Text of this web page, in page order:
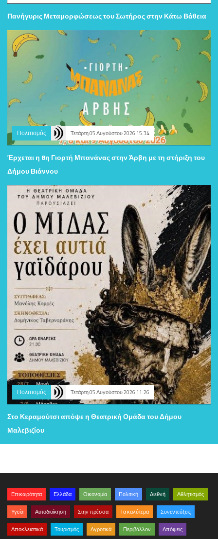
Πανήγυρις Μεταμορφώσεως του Σωτήρος στην Κάτω Βάθεια
Πολιτισμός Τετάρτη 05 Αυγούστου 2026 15:34
Έρχεται η 8η Γιορτή Μπανάνας στην Άρβη με τη στήριξη του
Δήμου Βιάννου
Πολιτισμός Τετάρτη 05 Αυγούστου 2026 11:26
Στο Κεραμούτσι απόψε η Θεατρική Ομάδα του Δήμου
Μαλεβιζίου
Επικαιρότητα Ελλάδα Οικονομία Πολιτική Διεθνή Αθλητισμός
Υγεία Αυτοδιοίκηση Στην πρέσσα Τα καλύτερα Συνεντεύξεις
Αποκλειστικά Τουρισμός Αγροτικά Περιβάλλον Απόψεις